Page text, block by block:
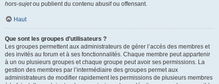
hors-sujetou publient du contenu abusif ou offensant.
Haut
Que sont les groupes d’utilisateurs ?
Les groupes permettent aux administrateurs de gérer l’accès des membres et
des invités au forum et à ses fonctionnalités. Chaque membre peut appartenir
à un ou plusieurs groupes et chaque groupe peut avoir ses permissions. La
gestion des membres par l’intermédiaire des groupes permet aux
administrateurs de modifier rapidement les permissions de plusieurs membres